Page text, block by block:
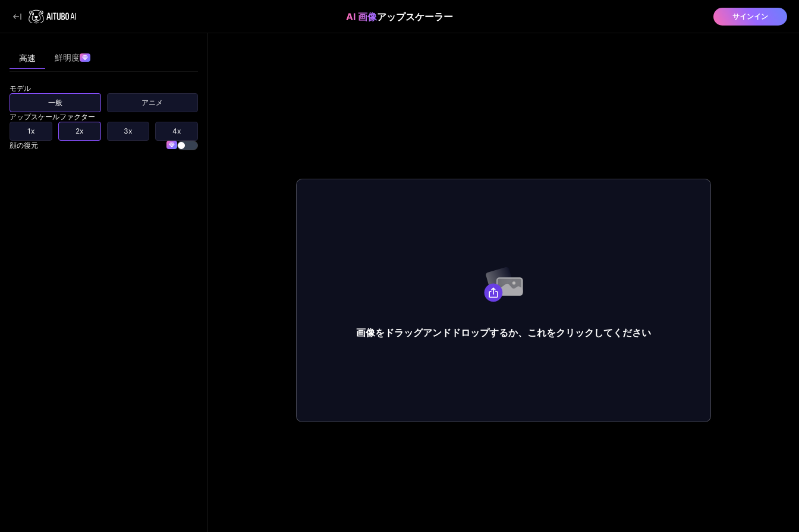
AI 画像アップスケーラー サインイン
高速 鮮明度
モデル
一般
アニメ
アップスケールファクター
1x
2x 3x
4x
顔の復元
画像をドラッグアンドドロップするか、これをクリックしてください